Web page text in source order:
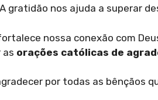
gratidão nos ajuda a superar
nossa conexão com
as orações católicas de
por todas as bênçãos